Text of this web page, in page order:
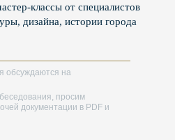
классы от специалистов
дизайна, истории города
обсуждаются на
просим
документации в PDF и